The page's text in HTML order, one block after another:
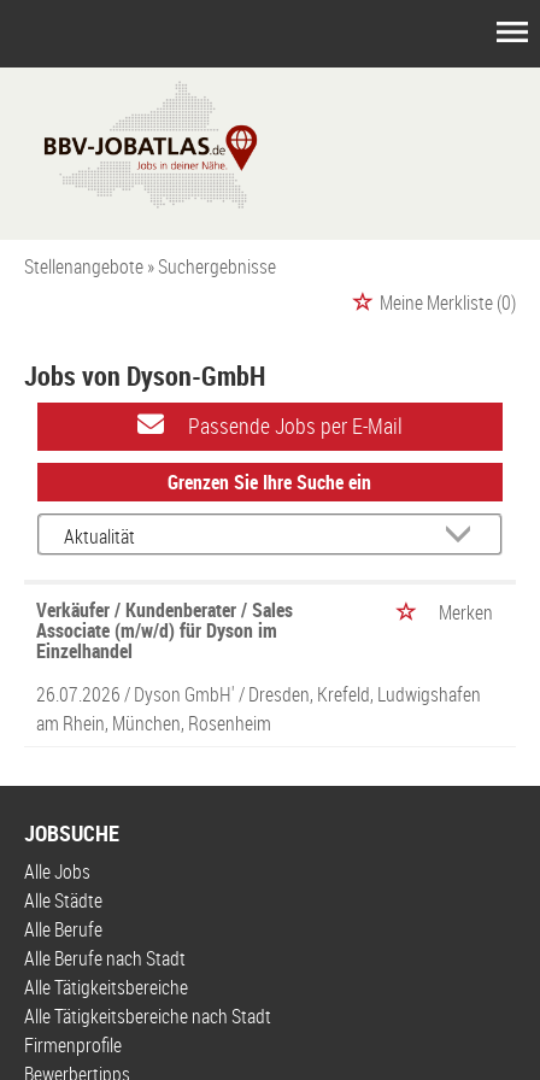
Stellenangebote Suchergebnisse
Meine Merkliste(0)
Jobs von Dyson-GmbH
Passende Jobs per E-Mail
Grenzen Sie Ihre Suche ein
Verkäufer / Kundenberater / Sales
Associate (m/w/d) für Dyson im
Einzelhandel
Merken
26.07.2026 /Dyson GmbH'/ Dresden, Krefeld, Ludwigshafen
am Rhein, München, Rosenheim
JOBSUCHE
Alle Jobs
Alle Städte
Alle Berufe
Alle Berufe nach Stadt
Alle Tätigkeitsbereiche
Alle Tätigkeitsbereiche nach Stadt
Firmenprofile
Bewerbertipps